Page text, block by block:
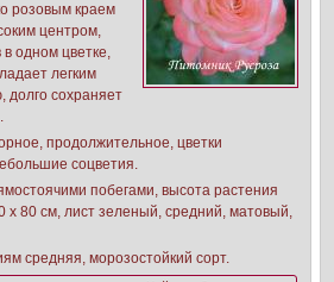
розовым краем
центром,
одном цветке,
легким
долго сохраняет
продолжительное, цветки
соцветия.
побегами, высота растения
х 80 см, лист зеленый, средний, матовый,
средняя, морозостойкий сорт.